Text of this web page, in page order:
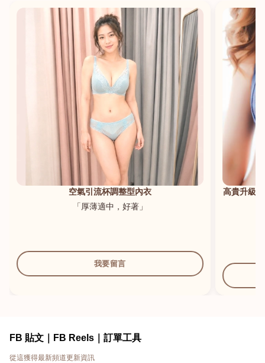
空氣引流杯調整型內衣
「厚薄適中，好著」
我要留言
高貴升級
FB 貼文｜FB Reels｜訂單工具
從這獲得最新頻道更新資訊
港澳中文
English